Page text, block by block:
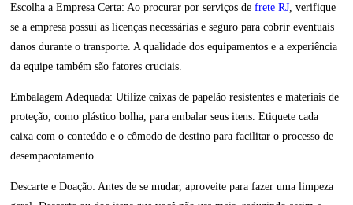
Escolha a Empresa Certa: Ao procurar por serviços de frete RJ, verifique
se a empresa possui as licenças necessárias e seguro para cobrir eventuais
danos durante o transporte. A qualidade dos equipamentos e a experiência
da equipe também são fatores cruciais.
Embalagem Adequada: Utilize caixas de papelão resistentes e materiais de
proteção, como plástico bolha, para embalar seus itens. Etiquete cada
caixa com o conteúdo e o cômodo de destino para facilitar o processo de
desempacotamento.
Descarte e Doação: Antes de se mudar, aproveite para fazer uma limpeza